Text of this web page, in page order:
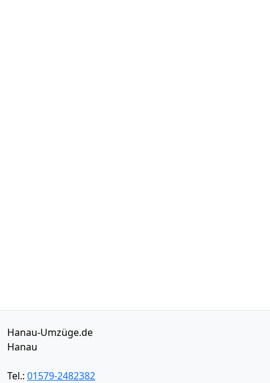
Hanau-Umzüge.de
Hanau
Tel.: 01579-2482382